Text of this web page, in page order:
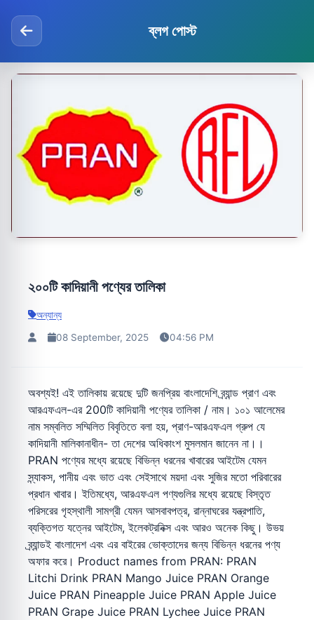
ব্লগ পোস্ট
২০০টি কাদিয়ানী পণ্যের তালিকা
অন্যান্য
08 September, 2025 04:56 PM
অবশ্যই! এই তালিকায় রয়েছে দুটি জনপ্রিয় বাংলাদেশি ব্র্যান্ড প্রাণ এবং
আরএফএল-এর 200টি কাদিয়ানী পণ্যের তালিকা / নাম। ১০১ আলেমের
নাম সম্বলিত সম্মিলিত বিবৃতিতে বলা হয়, প্রাণ-আরএফএল গ্রুপ যে
কাদিয়ানী মালিকানাধীন- তা দেশের অধিকাংশ মুসলমান জানেন না।।
PRAN পণ্যের মধ্যে রয়েছে বিভিন্ন ধরনের খাবারের আইটেম যেমন
স্ন্যাকস, পানীয় এবং ভাত এবং সেইসাথে ময়দা এবং সুজির মতো পরিবারের
প্রধান খাবার। ইতিমধ্যে, আরএফএল পণ্যগুলির মধ্যে রয়েছে বিস্তৃত
পরিসরের গৃহস্থালী সামগ্রী যেমন আসবাবপত্র, রান্নাঘরের যন্ত্রপাতি,
ব্যক্তিগত যত্নের আইটেম, ইলেকট্রনিক্স এবং আরও অনেক কিছু। উভয়
ব্র্যান্ডই বাংলাদেশ এবং এর বাইরের ভোক্তাদের জন্য বিভিন্ন ধরনের পণ্য
অফার করে। Product names from PRAN: PRAN
Litchi Drink PRAN Mango Juice PRAN Orange
Juice PRAN Pineapple Juice PRAN Apple Juice
PRAN Grape Juice PRAN Lychee Juice PRAN